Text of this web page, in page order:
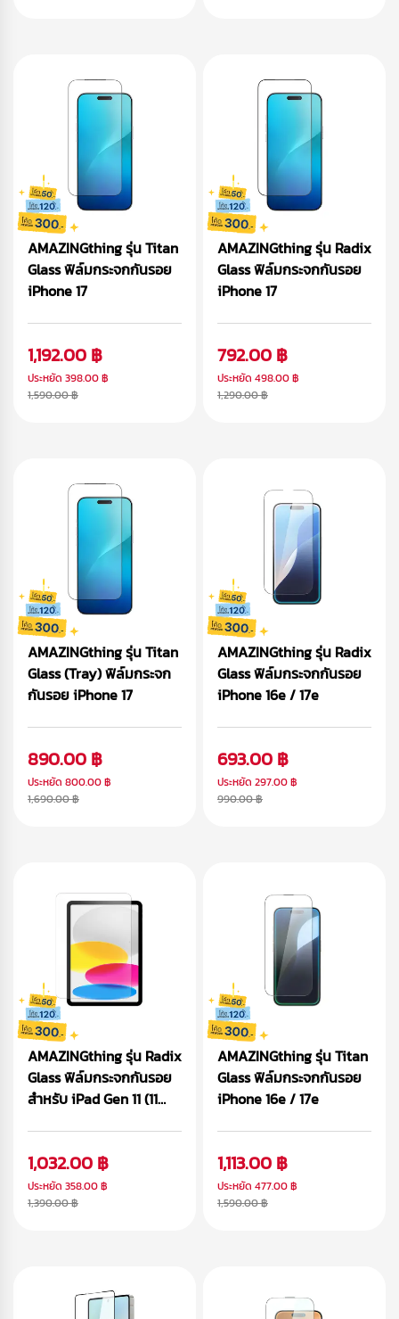
AMAZINGthing รุ่น Titan
Glass ฟิล์มกระจกกันรอย
iPhone 17
1,192.00 ฿
ประหยัด 398.00 ฿
1,590.00 ฿
AMAZINGthing รุ่น Radix
Glass ฟิล์มกระจกกันรอย
iPhone 17
792.00 ฿
ประหยัด 498.00 ฿
1,290.00 ฿
AMAZINGthing รุ่น Titan
Glass (Tray) ฟิล์มกระจก
กันรอย iPhone 17
890.00 ฿
ประหยัด 800.00 ฿
1,690.00 ฿
AMAZINGthing รุ่น Radix
Glass ฟิล์มกระจกกันรอย
iPhone 16e / 17e
693.00 ฿
ประหยัด 297.00 ฿
990.00 ฿
AMAZINGthing รุ่น Radix
Glass ฟิล์มกระจกกันรอย
สำหรับ iPad Gen 11 (11
1,032.00 ฿
ประหยัด 358.00 ฿
1,390.00 ฿
AMAZINGthing รุ่น Titan
Glass ฟิล์มกระจกกันรอย
iPhone 16e / 17e
1,113.00 ฿
ประหยัด 477.00 ฿
1,590.00 ฿